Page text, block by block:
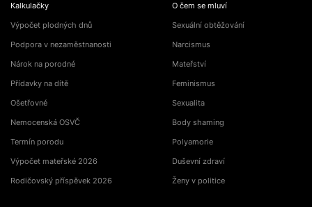
Kalkulačky
Výpočet plodných dnů
Podpora v nezaměstnanosti
Nárok na porodné
Přídavky na dítě
Ošetřovné
Nemocenská OSVČ
Termín porodu
Výpočet mateřské 2026
Rodičovský příspěvek 2026
O čem se mluví
Sexuální obtěžování
Narcismus
Mateřství
Feminismus
Sexualita
Body shaming
Polyamorie
Duševní zdraví
Ženy v politice